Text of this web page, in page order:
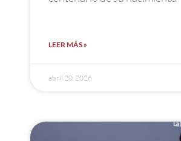
LEER MÁS »
abril 20, 2026